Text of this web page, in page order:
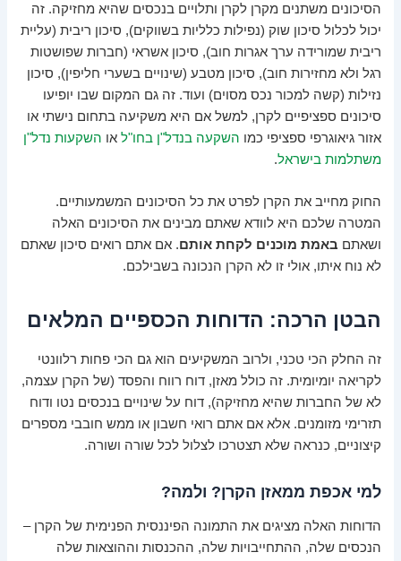
הסיכונים משתנים מקרן לקרן ותלויים בנכסים שהיא מחזיקה. זה
יכול לכלול סיכון שוק (נפילות כלליות בשווקים), סיכון ריבית (עליית
ריבית שמורידה ערך אגרות חוב), סיכון אשראי (חברות שפושטות
רגל ולא מחזירות חוב), סיכון מטבע (שינויים בשערי חליפין), סיכון
נזילות (קשה למכור נכס מסוים) ועוד. זה גם המקום שבו יופיעו
סיכונים ספציפיים לקרן, למשל אם היא משקיעה בתחום נישתי או
אזור גיאוגרפי ספציפי כמו השקעה בנדל"ן בחו"ל או השקעות נדל"ן
משתלמות בישראל.
החוק מחייב את הקרן לפרט את כל הסיכונים המשמעותיים.
המטרה שלכם היא לוודא שאתם מבינים את הסיכונים האלה
ושאתם באמת מוכנים לקחת אותם. אם אתם רואים סיכון שאתם
לא נוח איתו, אולי זו לא הקרן הנכונה בשבילכם.
הבטן הרכה: הדוחות הכספיים המלאים
זה החלק הכי טכני, ולרוב המשקיעים הוא גם הכי פחות רלוונטי
לקריאה יומיומית. זה כולל מאזן, דוח רווח והפסד (של הקרן עצמה,
לא של החברות שהיא מחזיקה), דוח על שינויים בנכסים נטו ודוח
תזרימי מזומנים. אלא אם אתם רואי חשבון או ממש חובבי מספרים
קיצוניים, כנראה שלא תצטרכו לצלול לכל שורה ושורה.
למי אכפת ממאזן הקרן? ולמה?
הדוחות האלה מציגים את התמונה הפיננסית הפנימית של הקרן –
הנכסים שלה, ההתחייבויות שלה, ההכנסות וההוצאות שלה